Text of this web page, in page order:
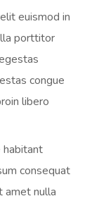
euismod in
porttitor
congue
libero
consequat
amet nulla